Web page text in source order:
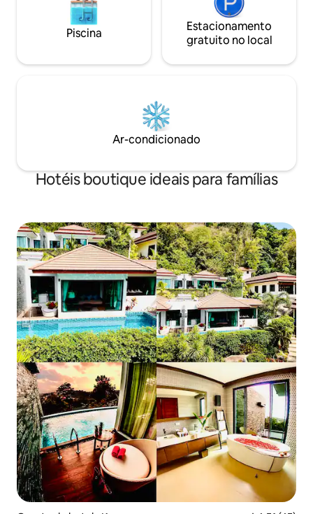
Piscina
Estacionamento
gratuito no local
Ar-condicionado
Hotéis boutique ideais para famílias